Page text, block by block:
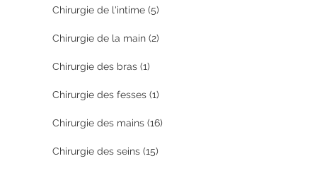
Chirurgie de l'intime (5)
Chirurgie de la main (2)
Chirurgie des bras (1)
Chirurgie des fesses (1)
Chirurgie des mains (16)
Chirurgie des seins (15)